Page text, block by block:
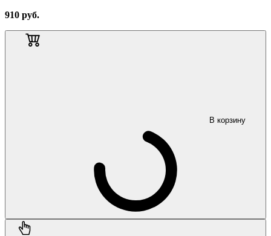
910 руб.
В корзину